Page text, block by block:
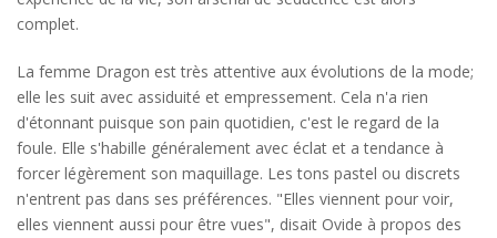
complet.
La femme Dragon est très attentive aux évolutions de la mode;
elle les suit avec assiduité et empressement. Cela n'a rien
d'étonnant puisque son pain quotidien, c'est le regard de la
foule. Elle s'habille généralement avec éclat et a tendance à
forcer légèrement son maquillage. Les tons pastel ou discrets
n'entrent pas dans ses préférences. "Elles viennent pour voir,
elles viennent aussi pour être vues", disait Ovide à propos des